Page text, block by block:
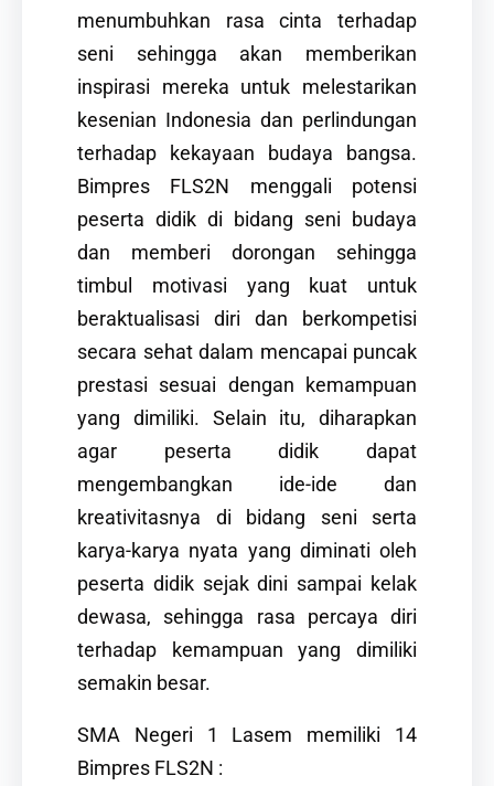
menumbuhkan rasa cinta terhadap
seni sehingga akan memberikan
inspirasi mereka untuk melestarikan
kesenian Indonesia dan perlindungan
terhadap kekayaan budaya bangsa.
Bimpres FLS2N menggali potensi
peserta didik di bidang seni budaya
dan memberi dorongan sehingga
timbul motivasi yang kuat untuk
beraktualisasi diri dan berkompetisi
secara sehat dalam mencapai puncak
prestasi sesuai dengan kemampuan
yang dimiliki. Selain itu, diharapkan
agar peserta didik dapat
mengembangkan ide-ide dan
kreativitasnya di bidang seni serta
karya-karya nyata yang diminati oleh
peserta didik sejak dini sampai kelak
dewasa, sehingga rasa percaya diri
terhadap kemampuan yang dimiliki
semakin besar.
SMA Negeri 1 Lasem memiliki 14
Bimpres FLS2N :